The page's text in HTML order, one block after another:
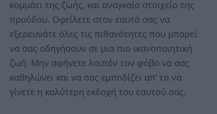
κομμάτι της ζωής, και αναγκαίο στοιχείο της
προόδου. Οφείλετε στον εαυτό σας να
εξερευνάτε όλες τις πιθανότητες που μπορεί
να σας οδηγήσουν σε μια πιο ικανοποιητική
ζωή. Μην αφήνετε λοιπόν τον φόβο να σας
καθηλώνει και να σας εμποδίζει απ’ το να
γίνετε η καλύτερη εκδοχή του εαυτού σας.